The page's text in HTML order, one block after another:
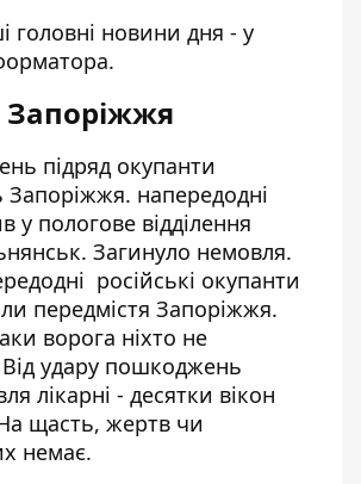
головні новини дня - у
Запоріжжя
підряд окупанти
Запоріжжя. напередодні
у пологове відділення
Загинуло немовля.
російські окупанти
передмістя Запоріжжя.
ворога ніхто не
удару пошкоджень
лікарні - десятки вікон
щасть, жертв чи
немає.